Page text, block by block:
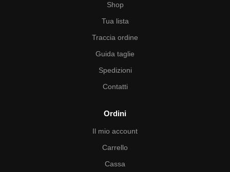
Shop
Tua lista
Traccia ordine
Guida taglie
Spedizioni
Contatti
Ordini
Il mio account
Carrello
Cassa